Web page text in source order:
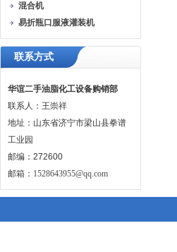
混合机
易折瓶口服液灌装机
联系方式
华谊二手油脂化工设备购销部
联系人：王崇祥
地址：山东省济宁市梁山县拳谱
工业园
邮编：272600
邮箱： 1528643955@qq.com